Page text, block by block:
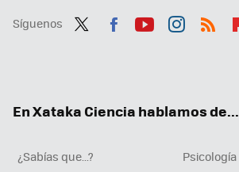
Síguenos
En Xataka Ciencia hablamos de...
¿Sabías que...?
Psicología